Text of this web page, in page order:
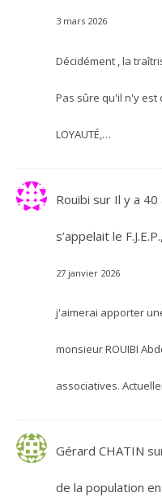
3 mars 2026
Décidément , la
Pas sûre qu'il n'y est
LOYAUTÉ,…
Rouibi sur Il y a 40
s’appelait le
27 janvier 2026
j'aimerai apporter
monsieur ROUIBI
associatives.
Gérard CHATIN
de la population